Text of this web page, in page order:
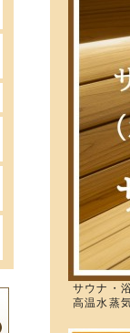
サウナ・
高温水蒸